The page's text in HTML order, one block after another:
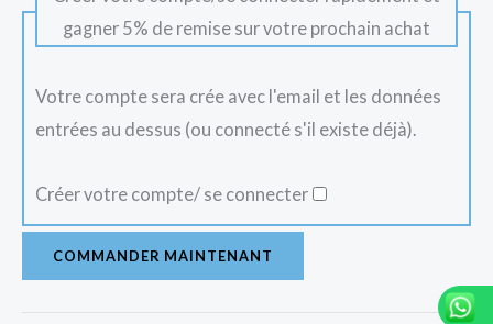
gagner 5% de remise sur votre prochain achat
Votre compte sera crée avec l'email et les données
entrées au dessus (ou connecté s'il existe déjà).
Créer votre compte/ se connecter
COMMANDER MAINTENANT